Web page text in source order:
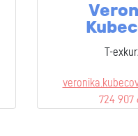
T-
724 907